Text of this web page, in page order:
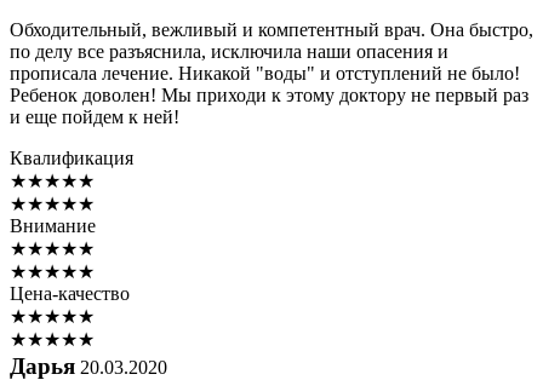
Обходительный, вежливый и компетентный врач. Она быстро,
по делу все разъяснила, исключила наши опасения и
прописала лечение. Никакой "воды" и отступлений не было!
Ребенок доволен! Мы приходи к этому доктору не первый раз
и еще пойдем к ней!
Квалификация
★★★★★
★★★★★
Внимание
★★★★★
★★★★★
Цена-качество
★★★★★
★★★★★
Дарья 20.03.2020